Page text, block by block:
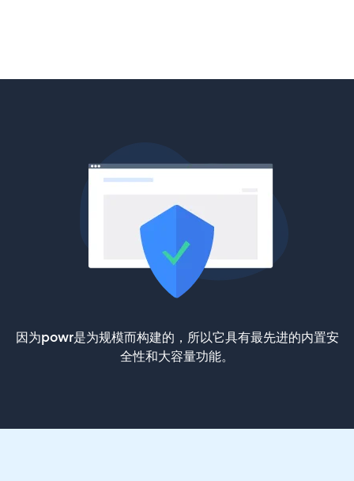
因为powr是为规模而构建的，所以它具有最先进的内置安
全性和大容量功能。